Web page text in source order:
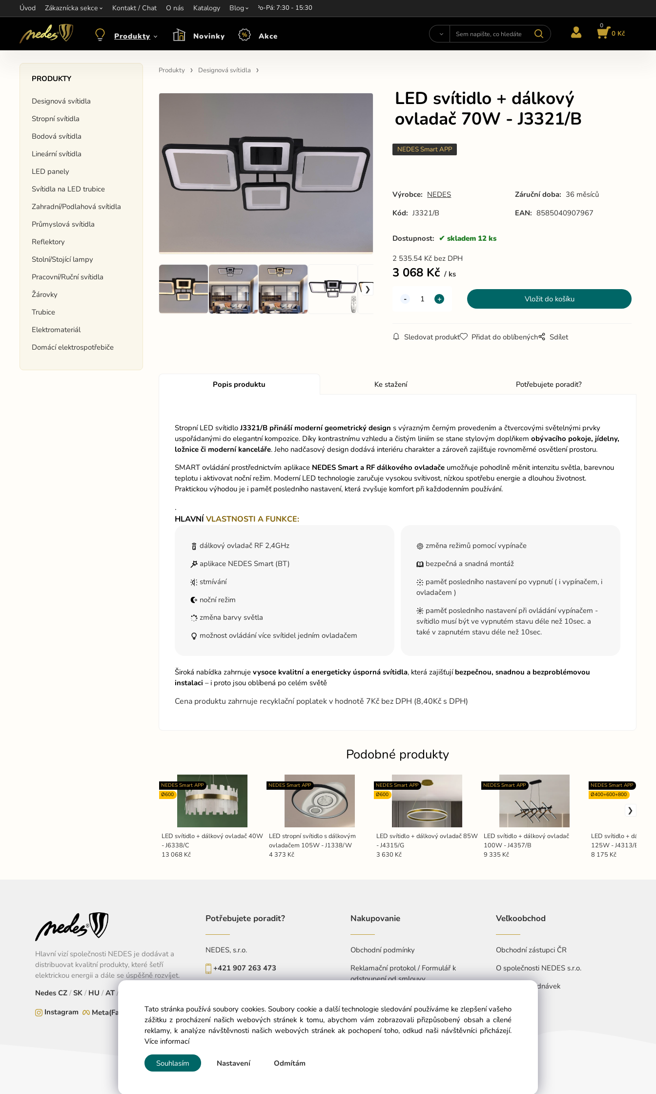
Úvod Zákaznícka sekce Kontakt / Chat O nás Katalogy Blog
Informace:objednavkacz@nedes.sk Kontakt:+421 907 263 473Otevírací hodiny: Po-Pá: 7:30 - 15:30
Produkty Novinky Akce
0
0 Kč
PRODUKTY
Designová svítidla
Stropní svítidla
Bodová svítidla
Lineární svítidla
LED panely
Svítidla na LED trubice
Zahradní/Podlahová svítidla
Průmyslová svítidla
Reflektory
Stolní/Stojící lampy
Pracovní/Ruční svítidla
Žárovky
Trubice
Elektromateriál
Domácí elektrospotřebiče
Produkty Designová svítidla
LED svítidlo + dálkový
ovladač 70W - J3321/B
NEDES Smart APP
Výrobce: NEDES Záruční doba: 36 měsíců
Kód: J3321/B EAN: 8585040907967
Dostupnost: skladem 12 ks
2 535.54 Kč bez DPH
3 068 Kč ks
Sledovat produkt Přidat do oblíbených Sdílet
Popis produktu Ke stažení Potřebujete poradit?
Stropní LED svítidloJ3321/B přináší moderní geometrický design s výrazným černým provedením a čtvercovými světelnými prvky
uspořádanými do elegantní kompozice. Díky kontrastnímu vzhledu a čistým liniím se stane stylovým doplňkem obývacího pokoje, jídelny,
ložnice či moderní kanceláře. Jeho nadčasový design dodává interiéru charakter a zároveň zajišťuje rovnoměrné osvětlení prostoru.
SMART ovládání prostřednictvím aplikace NEDES Smart a RF dálkového ovladačeumožňuje pohodlně měnit intenzitu světla, barevnou
teplotu i aktivovat noční režim. Moderní LED technologie zaručuje vysokou svítivost, nízkou spotřebu energie a dlouhou životnost.
Praktickou výhodou je i paměť posledního nastavení, která zvyšuje komfort při každodenním používání.
.
HLAVNÍ VLASTNOSTI A FUNKCE:
dálkový ovladač RF 2,4GHz
aplikace NEDES Smart (BT)
stmívání
noční režim
změna barvy světla
možnost ovládání více svítidel jedním ovladačem
změna režimů pomocí vypínače
bezpečná a snadná montáž
paměť posledního nastavení po vypnutí ( i vypínačem, i
ovladačem )
paměť posledního nastavení při ovládání vypínačem -
svítidlo musí být ve vypnutém stavu déle než 10sec. a
také v zapnutém stavu déle než 10sec.
Široká nabídka zahrnuje vysoce kvalitní a energeticky úsporná svítidla, která zajišťují bezpečnou, snadnou a bezproblémovou
instalaci – i proto jsou oblíbená po celém světě
Cena produktu zahrnuje recyklační poplatek v hodnotě 7Kč bez DPH (8,40Kč s DPH)
Podobné produkty
LED svítidlo + dálkový ovladač 40W
- J6338/C
NEDES Smart APP
Ø600
13 068 Kč
LED stropní svítidlo s dálkovým
ovladačem 105W - J1338/W
NEDES Smart APP
4 373 Kč
LED svítidlo + dálkový ovladač 85W
- J4315/G
NEDES Smart APP
Ø600
3 630 Kč
LED svítidlo + dálkový ovladač
100W - J4357/B
NEDES Smart APP
9 335 Kč
LED svítidlo + dálkový
125W - J4313/B
NEDES Smart APP
Ø400+600+800
8 175 Kč
Hlavní vizí společnosti NEDES je dodávat a
distribuovat kvalitní produkty, které šetří
elektrickou energii a dále se úspěšně rozvíjet.
Nedes CZ /SK /HU /AT/
Instagram
Meta(Facebook)
Potřebujete poradit?
NEDES, s.r.o.
+421 907 263 473
objednavkacz@nedes.sk
Nakupovanie
Obchodní podmínky
Reklamační protokol / Formulář k
odstoupení od smlouvy
Prohlášení o přístupnosti
Veľkoobchod
Obchodní zástupci ČR
O společnosti NEDES s.r.o.
Přehled objednávek
Tato stránka používá soubory cookies. Soubory cookie a další technologie sledování používáme ke zlepšení vašeho
zážitku z procházení našich webových stránek k tomu, abychom vám zobrazovali přizpůsobený obsah a cílené
reklamy, k analýze návštěvnosti našich webových stránek ak pochopení toho, odkud naši návštěvníci přicházejí.
Více informací
Souhlasím Nastavení Odmítám